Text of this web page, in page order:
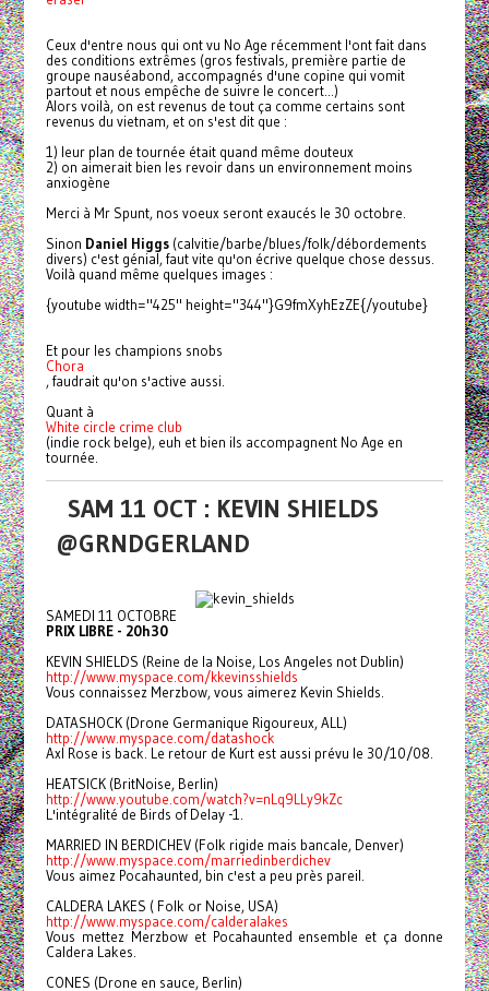
Ceux d'entre nous qui ont vu No Age récemment l'ont fait dans
des conditions extrêmes (gros festivals,première partie de
groupe nauséabond, accompagnés d'une copine qui vomit
partout et nous empêche de suivre le concert...)
Alors voilà, on est revenus de tout ça comme certains sont
revenus du vietnam, et on s'est dit que :
1) leur plan de tournée était quand même douteux
2) on aimerait bien les revoir dans un environnement moins
anxiogène
Merci à Mr Spunt, nos voeux seront exaucés le 30 octobre.
Sinon Daniel Higgs(calvitie/barbe/blues/folk/débordements
divers) c'est génial, faut vite qu'on écrive quelque chose dessus.
Voilà quand même quelques images :
{youtube width="425" height="344"}G9fmXyhEzZE{/youtube}
Et pour les champions snobs
Chora
, faudrait qu'on s'active aussi.
Quant à
White circle crime club
(indie rock belge), euh et bien ils accompagnent No Age en
tournée.
SAM 11 OCT : KEVIN SHIELDS
@GRNDGERLAND
SAMEDI 11 OCTOBRE
PRIX LIBRE - 20h30
KEVIN SHIELDS (Reine de la Noise, Los Angeles not Dublin)
http://www.myspace.com/kkevinsshields
Vous connaissez Merzbow, vous aimerez Kevin Shields.
DATASHOCK (Drone Germanique Rigoureux, ALL)
http://www.myspace.com/datashock
Axl Rose is back. Le retour de Kurt est aussi prévu le 30/10/08.
HEATSICK (BritNoise, Berlin)
http://www.youtube.com/watch?v=nLq9LLy9kZc
L'intégralité de Birds of Delay -1.
MARRIED IN BERDICHEV (Folk rigide mais bancale, Denver)
http://www.myspace.com/marriedinberdichev
Vous aimez Pocahaunted, bin c'est a peu près pareil.
CALDERA LAKES ( Folk or Noise, USA)
http://www.myspace.com/calderalakes
Vous mettez Merzbow et Pocahaunted ensemble et ça donne
Caldera Lakes.
CONES (Drone en sauce, Berlin)